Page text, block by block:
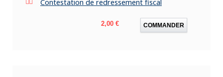
Contestation de redressement fiscal
Prix
2,00 € COMMANDER